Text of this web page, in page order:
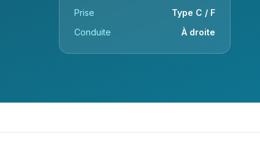
Prise
Type C / F
Conduite
À droite